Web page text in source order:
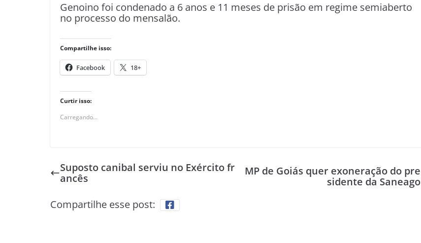
Genoino foi condenado a 6 anos e 11 meses de prisão em regime semiaberto
no processo do mensalão.
Compartilhe isso:
Facebook 18+
Curtir isso:
Carregando...
Suposto canibal serviu no Exército fr
ancês
MP de Goiás quer exoneração do pre
sidente da Saneago
Compartilhe esse post: